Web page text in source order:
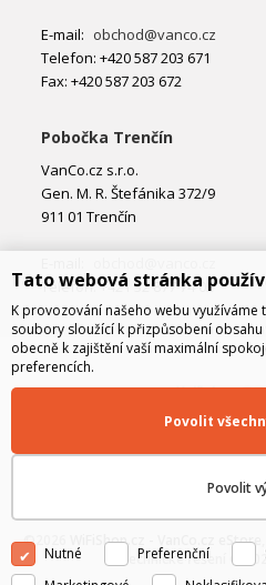
E-mail: obchod@vanco.cz
Telefon: +420 587 203 671
Fax: +420 587 203 672
Pobočka Trenčín
VanCo.cz s.r.o.
Gen. M. R. Štefánika 372/9
911 01 Trenčín
Telefon: +421 32 877 74 02
©2026 WiFiShop.cz - VanCo.cz eStore
Technické řešení ©
Tato webová stránka
K provozování našeho webu využíváme
soubory sloužící k přizpůsobení
obecně k zajištění vaší maximální
preferencích.
Povolit
Povolit
Nutné Preferenční